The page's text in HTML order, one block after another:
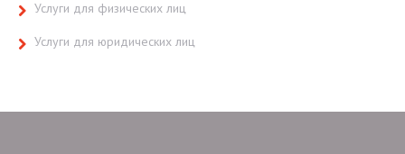
Услуги для физических лиц
Услуги для юридических лиц